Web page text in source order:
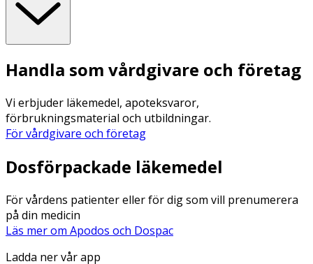
Handla som vårdgivare och företag
Vi erbjuder läkemedel, apoteksvaror,
förbrukningsmaterial och utbildningar.
För vårdgivare och företag
Dosförpackade läkemedel
För vårdens patienter eller för dig som vill prenumerera
på din medicin
Läs mer om Apodos och Dospac
Ladda ner vår app